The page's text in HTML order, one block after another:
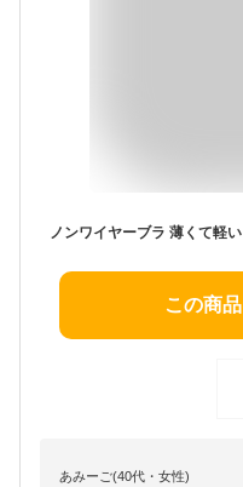
この商
あみーご(40代・女性)